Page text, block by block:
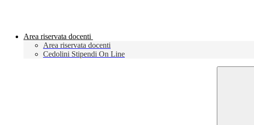
Area riservata docenti
Area riservata docenti
Cedolini Stipendi On Line